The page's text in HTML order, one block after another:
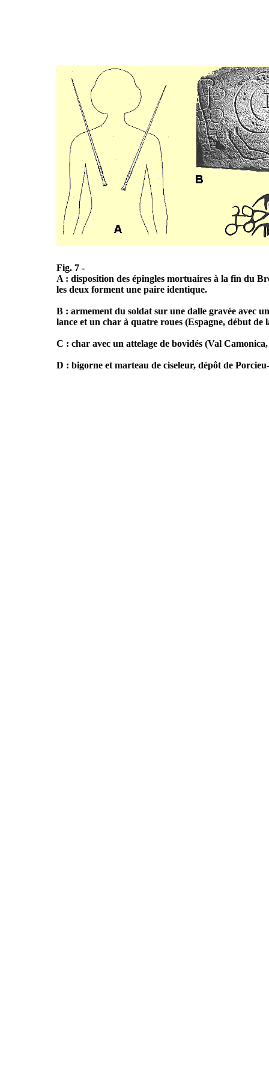
Fig. 7 -
A : disposition des épingles mortuaires à la fin du
les deux forment une paire identique.
B : armement du soldat sur une dalle gravée avec
lance et un char à quatre roues (Espagne, début
C : char avec un attelage de bovidés (Val
D : bigorne et marteau de ciseleur, dépôt de